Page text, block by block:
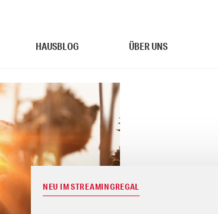
HAUSBLOG ÜBER UNS
NEU IM STREAMINGREGAL